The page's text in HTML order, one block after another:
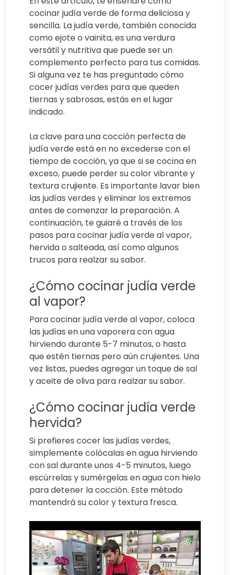
cocinar judía verde de forma deliciosa y
sencilla. La judía verde, también conocida
como ejote o vainita, es una verdura
versátil y nutritiva que puede ser un
complemento perfecto para tus comidas.
Si alguna vez te has preguntado cómo
cocer judías verdes para que queden
tiernas y sabrosas, estás en el lugar
indicado.
La clave para una cocción perfecta de
judía verde está en no excederse con el
tiempo de cocción, ya que si se cocina en
exceso, puede perder su color vibrante y
textura crujiente. Es importante lavar bien
las judías verdes y eliminar los extremos
antes de comenzar la preparación. A
continuación, te guiaré a través de los
pasos para cocinar judía verde al vapor,
hervida o salteada, así como algunos
trucos para realzar su sabor.
¿Cómo cocinar judía verde
al vapor?
Para cocinar judía verde al vapor, coloca
las judías en una vaporera con agua
hirviendo durante 5-7 minutos, o hasta
que estén tiernas pero aún crujientes. Una
vez listas, puedes agregar un toque de sal
y aceite de oliva para realzar su sabor.
¿Cómo cocinar judía verde
hervida?
Si prefieres cocer las judías verdes,
simplemente colócalas en agua hirviendo
con sal durante unos 4-5 minutos, luego
escúrrelas y sumérgelas en agua con hielo
para detener la cocción. Este método
mantendrá su color y textura fresca.